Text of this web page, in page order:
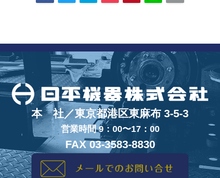
本 社／東京都港区東麻布 3-5-3
営業時間 9：00〜17：00
FAX 03-3583-8830